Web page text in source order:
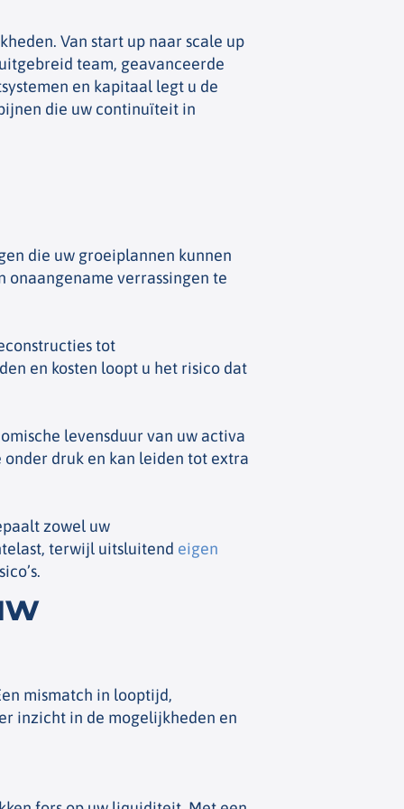
Van start up naar scale up
team, geavanceerde
en kapitaal legt u de
die uw continuïteit in
die uw groeiplannen kunnen
onaangename verrassingen te
tot
en kosten loopt u het risico dat
levensduur van uw activa
druk en kan leiden tot extra
zowel uw
terwijl uitsluitend eigen
mismatch in looptijd,
inzicht in de mogelijkheden en